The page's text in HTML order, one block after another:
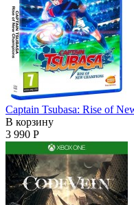
Captain Tsubasa: Rise of
В корзину
3 990 Р